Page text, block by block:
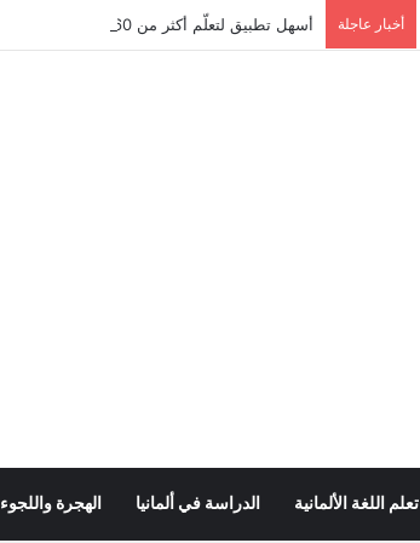
أخبار عاجلة أسهل تطبيق لتعلّم أكثر من 160 ألف فعل بالألمانية
تعلم اللغة الألمانية الدراسة في ألمانيا الهجرة واللجوء